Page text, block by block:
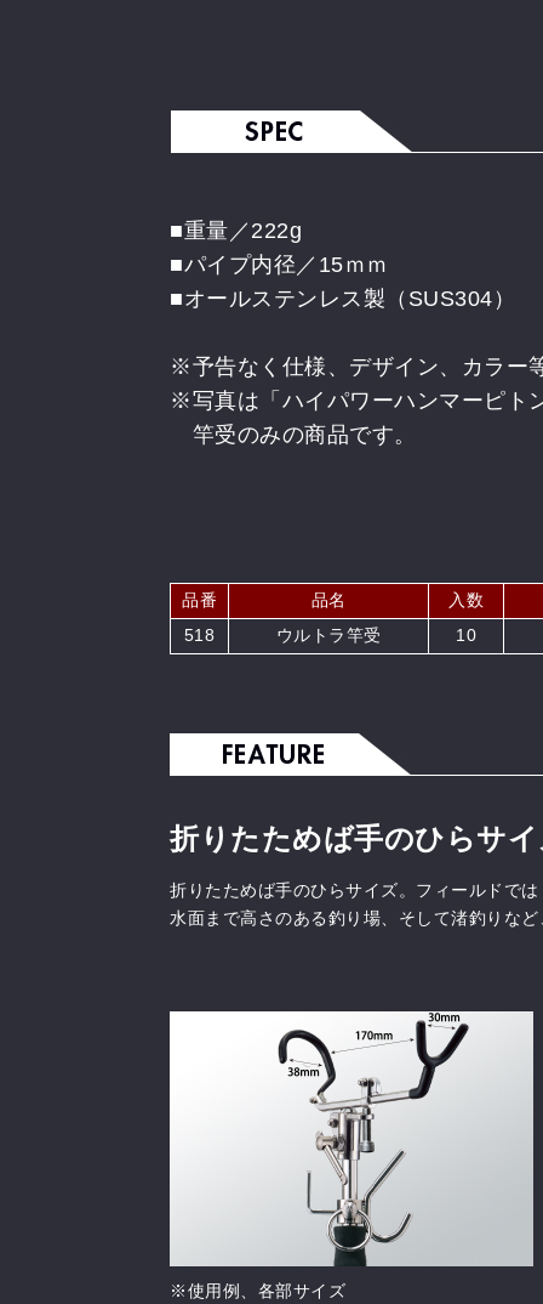
■重量／222g
■パイプ内径／15ｍｍ
■オールステンレス製（SUS304）
※予告なく仕様、デザイン、カラー
※写真は「ハイパワーハンマーピト
竿受のみの商品です。
品番 品名
入数
518
ウルトラ竿受 10
折りたためば手のひらサ
折りたためば手のひらサイズ。フィールドで
水面まで高さのある釣り場、そして渚釣りな
※使用例、各部サイズ